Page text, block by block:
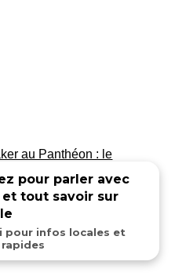
au Panthéon : le
pour parler avec
et tout savoir sur
pour infos locales et